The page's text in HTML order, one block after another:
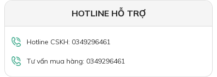
HOTLINE HỖ TRỢ
Hotline CSKH: 0349296461
Tư vấn mua hàng: 0349296461